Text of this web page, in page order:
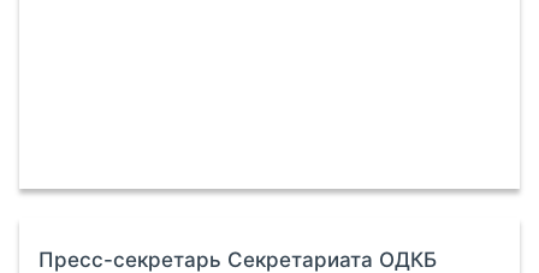
Пресс-секретарь Секретариата ОДКБ